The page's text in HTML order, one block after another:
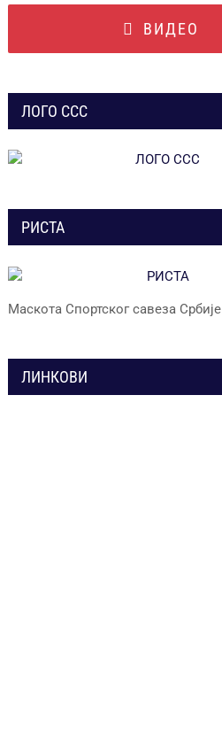
ВИДЕО
ЛОГО ССС
РИСТА
Маскота Спортског савеза Србије
ЛИНКОВИ